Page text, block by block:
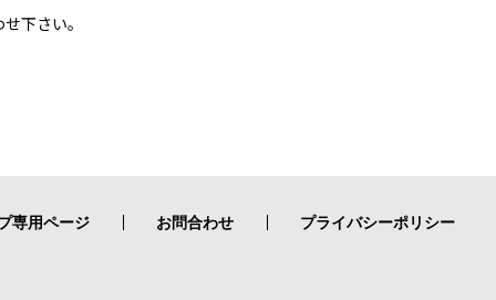
下さい。
専用ページ お問合わせ プライバシーポリシー